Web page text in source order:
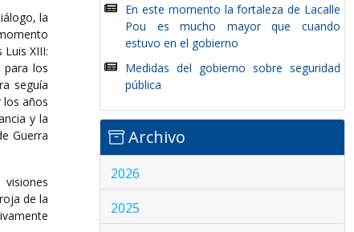
la
XIII:
para los
seguía
los años
y la
Guerra
de la
En este momento la fortaleza de Lacalle
Pou es mucho mayor que cuando
estuvo en el gobierno
Medidas del gobierno sobre seguridad
pública
Archivo
2026
2025